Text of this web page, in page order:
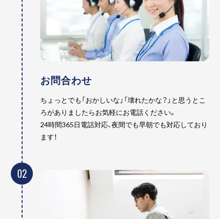
お問合わせ
ちょっとでも「おかしいな」「壊れたかな？」と思うとこ
ろがありましたらお気軽にお電話ください。
24時間365日電話対応、夜間でも早朝でも対応しており
ます！
02